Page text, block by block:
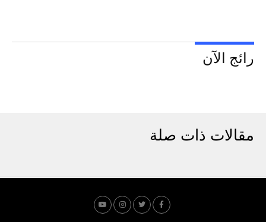
رائج الآن
مقالات ذات صلة